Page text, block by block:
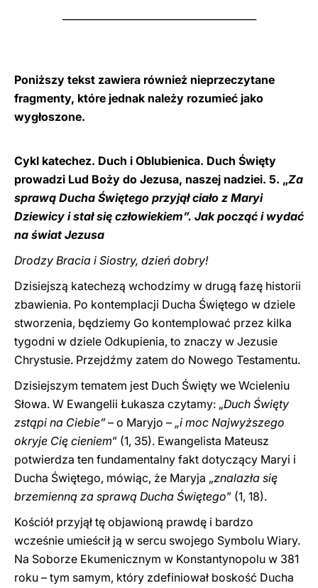
Poniższy tekst zawiera również nieprzeczytane
fragmenty, które jednak należy rozumieć jako
wygłoszone.
Cykl katechez. Duch i Oblubienica. Duch Święty
prowadzi Lud Boży do Jezusa, naszej nadziei. 5. „Za
sprawą Ducha Świętego przyjął ciało z Maryi
Dziewicy i stał się człowiekiem”. Jak począć i wydać
na świat Jezusa
Drodzy Bracia i Siostry, dzień dobry!
Dzisiejszą katechezą wchodzimy w drugą fazę historii
zbawienia. Po kontemplacji Ducha Świętego w dziele
stworzenia, będziemy Go kontemplować przez kilka
tygodni w dziele Odkupienia, to znaczy w Jezusie
Chrystusie. Przejdźmy zatem do Nowego Testamentu.
Dzisiejszym tematem jest Duch Święty we Wcieleniu
Słowa. W Ewangelii Łukasza czytamy: „Duch Święty
zstąpi na Ciebie”– o Maryjo – „i moc Najwyższego
okryje Cię cieniem” (1, 35). Ewangelista Mateusz
potwierdza ten fundamentalny fakt dotyczący Maryi i
Ducha Świętego, mówiąc, że Maryja „znalazła się
brzemienną za sprawą Ducha Świętego” (1, 18).
Kościół przyjął tę objawioną prawdę i bardzo
wcześnie umieścił ją w sercu swojego Symbolu Wiary.
Na Soborze Ekumenicznym w Konstantynopolu w 381
roku – tym samym, który zdefiniował boskość Ducha